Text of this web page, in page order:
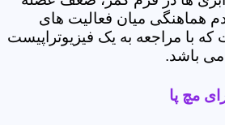
هماهنگی میان فعالیت های
با مراجعه به یک فیزیوتراپیست
باشد.
مچ پا